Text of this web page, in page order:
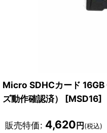
Micro SDHCカード
ズ動作確認済）
[MSD16]
販売特価: 4,620 円 (税込)